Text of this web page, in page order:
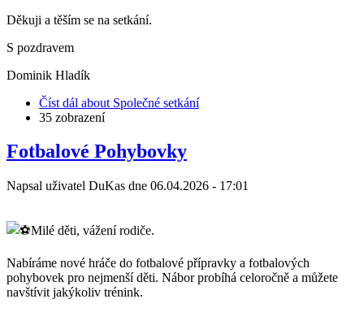
Děkuji a těším se na setkání.
S pozdravem
Dominik Hladík
Číst dál about Společné setkání
35 zobrazení
Fotbalové Pohybovky
Napsal uživatel DuKas dne 06.04.2026 - 17:01
Milé děti, vážení rodiče.
Nabíráme nové hráče do fotbalové přípravky a fotbalových
pohybovek pro nejmenší děti. Nábor probíhá celoročně a můžete
navštívit jakýkoliv trénink.